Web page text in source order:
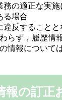
務の適正な実
る場合
違反することと
らず，履歴情
情報について
報の訂正